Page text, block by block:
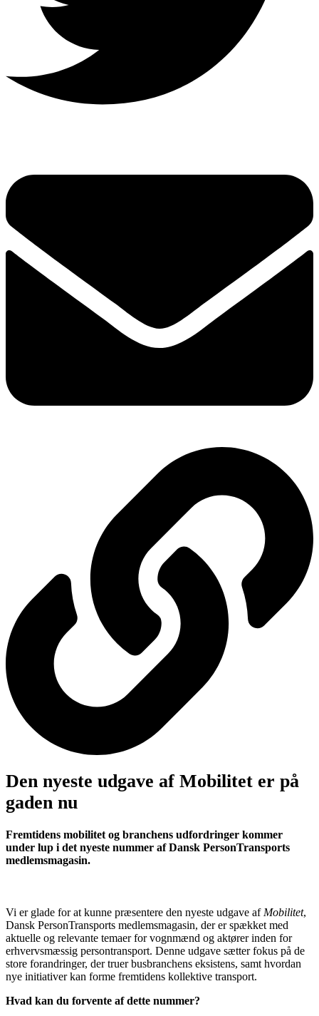
Den nyeste udgave af Mobilitet er på
gaden nu
Fremtidens mobilitet og branchens udfordringer kommer
under lup i det nyeste nummer af Dansk PersonTransports
medlemsmagasin.
Vi er glade for at kunne præsentere den nyeste udgave af Mobilitet,
Dansk PersonTransports medlemsmagasin, der er spækket med
aktuelle og relevante temaer for vognmænd og aktører inden for
erhvervsmæssig persontransport. Denne udgave sætter fokus på de
store forandringer, der truer busbranchens eksistens, samt hvordan
nye initiativer kan forme fremtidens kollektive transport.
Hvad kan du forvente af dette nummer?